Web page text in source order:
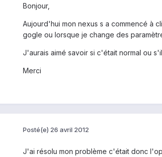
Bonjour,
Aujourd'hui mon nexus s a commencé à
gogle ou lorsque je change des
J'aurais aimé savoir si c'était normal ou
Merci
Posté(e) 26 avril 2012
J'ai résolu mon problème c'était donc